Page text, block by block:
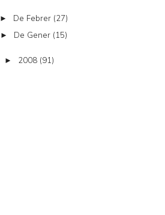
► De Febrer (27)
► De Gener (15)
► 2008 (91)